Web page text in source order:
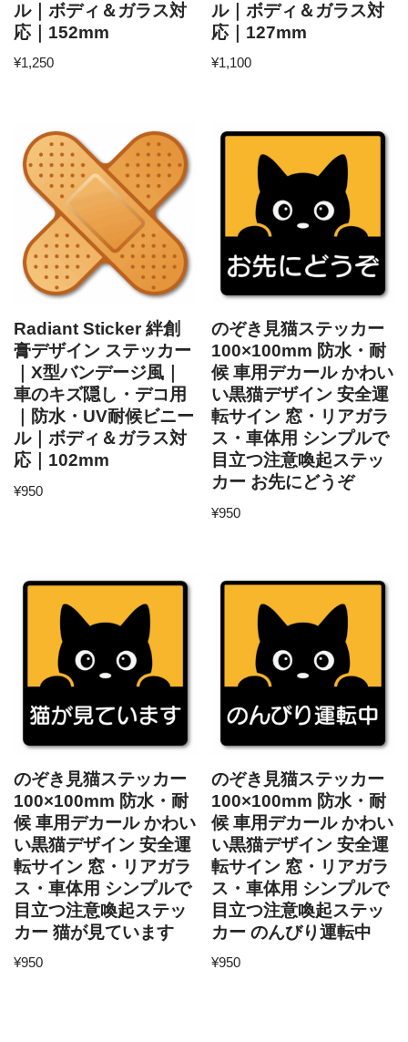
ル｜ボディ＆ガラス対
応｜152mm
¥1,250
ル｜ボディ＆ガラス対
応｜127mm
¥1,100
Radiant Sticker 絆創
膏デザイン ステッカー
｜X型バンデージ風｜
車のキズ隠し・デコ用
｜防水・UV耐候ビニー
ル｜ボディ＆ガラス対
応｜102mm
¥950
のぞき見猫ステッカー
100×100mm 防水・耐
候 車用デカール かわい
い黒猫デザイン 安全運
転サイン 窓・リアガラ
ス・車体用 シンプルで
目立つ注意喚起ステッ
カー お先にどうぞ
¥950
のぞき見猫ステッカー
100×100mm 防水・耐
候 車用デカール かわい
い黒猫デザイン 安全運
転サイン 窓・リアガラ
ス・車体用 シンプルで
目立つ注意喚起ステッ
カー 猫が見ています
¥950
のぞき見猫ステッカー
100×100mm 防水・耐
候 車用デカール かわい
い黒猫デザイン 安全運
転サイン 窓・リアガラ
ス・車体用 シンプルで
目立つ注意喚起ステッ
カー のんびり運転中
¥950